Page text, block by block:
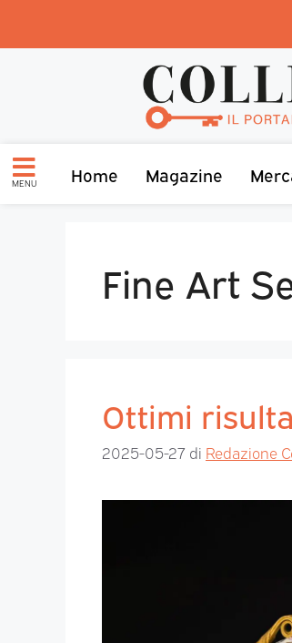
MENU Home Magazine
Fine Art
Ottimi
2025-05-27 di Redazione